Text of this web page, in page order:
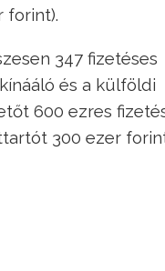
forint).
347 fizetéses
és a külföldi
600 ezres
300 ezer